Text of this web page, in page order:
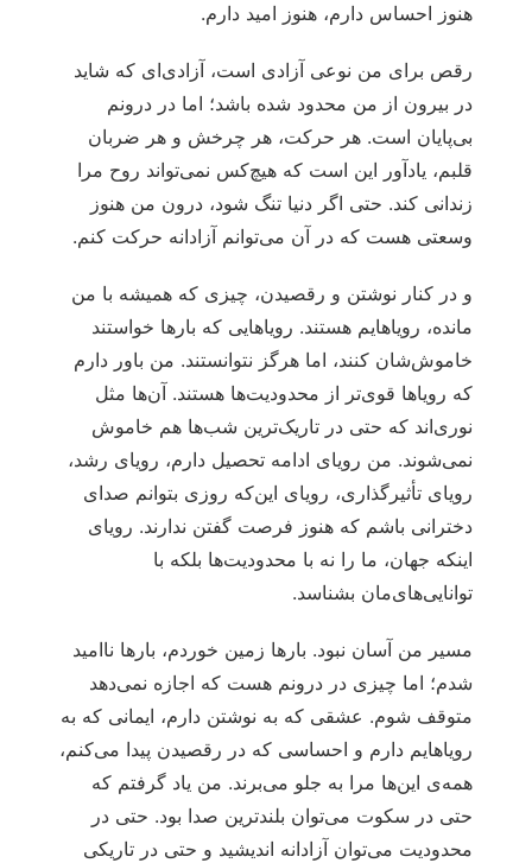
هنوز احساس دارم، هنوز امید دارم.
رقص برای من نوعی آزادی است، آزادی‌ای که شاید
در بیرون از من محدود شده باشد؛ اما در درونم
بی‌پایان است. هر حرکت، هر چرخش و هر ضربان
قلبم، یادآور این است که هیچ‌کس نمی‌تواند روح مرا
زندانی کند. حتی اگر دنیا تنگ شود، درون من هنوز
وسعتی هست که در آن می‌توانم آزادانه حرکت کنم.
و در کنار نوشتن و رقصیدن، چیزی که همیشه با من
مانده، رویاهایم هستند. رویاهایی که بارها خواستند
خاموش‌شان کنند، اما هرگز نتوانستند. من باور دارم
که رویاها قوی‌تر از محدودیت‌ها هستند. آن‌ها مثل
نوری‌اند که حتی در تاریک‌ترین شب‌ها هم خاموش
نمی‌شوند. من رویای ادامه تحصیل دارم، رویای رشد،
رویای تأثیرگذاری، رویای این‌که روزی بتوانم صدای
دخترانی باشم که هنوز فرصت گفتن ندارند. رویای
اینکه جهان، ما را نه با محدودیت‌ها بلکه با
توانایی‌های‌مان بشناسد.
مسیر من آسان نبود. بارها زمین خوردم، بارها ناامید
شدم؛ اما چیزی در درونم هست که اجازه نمی‌دهد
متوقف شوم. عشقی که به نوشتن دارم، ایمانی که به
رویاهایم دارم و احساسی که در رقصیدن پیدا می‌کنم،
همه‌ی این‌ها مرا به جلو می‌برند. من یاد گرفتم که
حتی در سکوت می‌توان بلندترین صدا بود. حتی در
محدودیت می‌توان آزادانه اندیشید و حتی در تاریکی